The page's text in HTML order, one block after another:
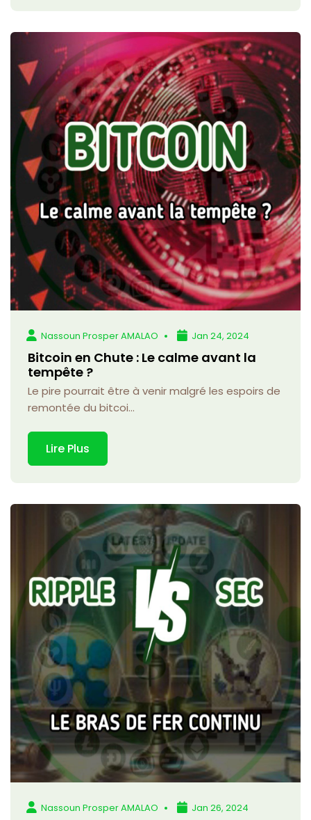
Nassoun Prosper AMALAO Jan 24, 2024
Bitcoin en Chute : Le calme avant la
tempête ?
Le pire pourrait être à venir malgré les espoirs de
remontée du bitcoi...
Lire Plus
Nassoun Prosper AMALAO Jan 26, 2024